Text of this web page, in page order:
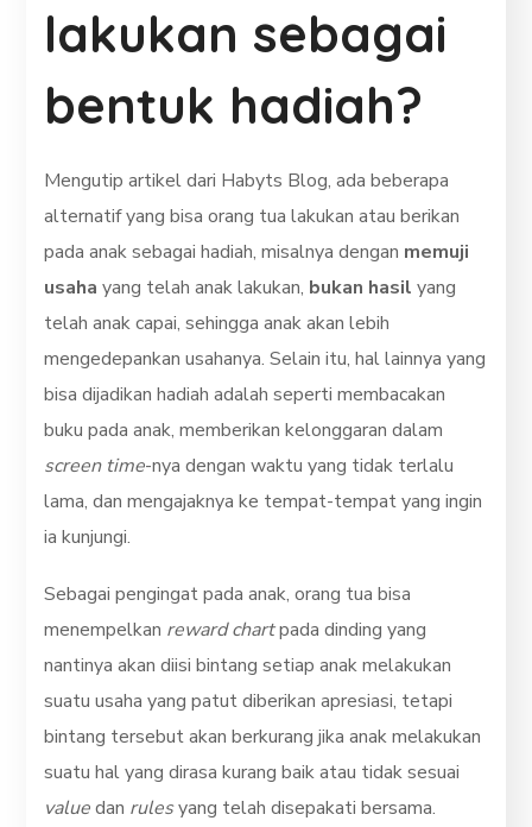
lakukan sebagai
bentuk hadiah?
Mengutip artikel dari Habyts Blog, ada beberapa
alternatif yang bisa orang tua lakukan atau berikan
pada anak sebagai hadiah, misalnya dengan memuji
usaha yang telah anak lakukan, bukan hasilyang
telah anak capai, sehingga anak akan lebih
mengedepankan usahanya. Selain itu, hal lainnya yang
bisa dijadikan hadiah adalah seperti membacakan
buku pada anak, memberikan kelonggaran dalam
screen time-nya dengan waktu yang tidak terlalu
lama, dan mengajaknya ke tempat-tempat yang ingin
ia kunjungi.
Sebagai pengingat pada anak, orang tua bisa
menempelkan reward chartpada dinding yang
nantinya akan diisi bintang setiap anak melakukan
suatu usaha yang patut diberikan apresiasi, tetapi
bintang tersebut akan berkurang jika anak melakukan
suatu hal yang dirasa kurang baik atau tidak sesuai
valuedan rulesyang telah disepakati bersama.